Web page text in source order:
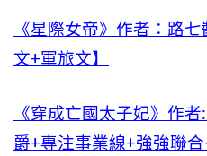
《星際女帝》作者：路
文+軍旅文】
《穿成亡國太子妃》作
爵+專注事業線+強強聯合